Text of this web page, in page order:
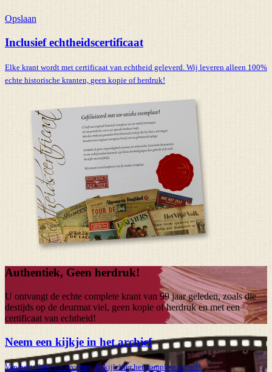
Opslaan
Inclusief echtheidscertificaat
Elke krant wordt met certificaat van echtheid geleverd. Wij leveren alleen 100%
echte historische kranten, geen kopie of herdruk!
Authentiek, Geen herdruk!
U ontvangt de echte complete krant van 99 jaargeleden, zoals die
destijds op de deurmat viel, geen kopie of herdruk en met een
certificaat van echtheid!
Neem een kijkje in het archief
Van bestelling tot levering, bekijk hier het complete traject!